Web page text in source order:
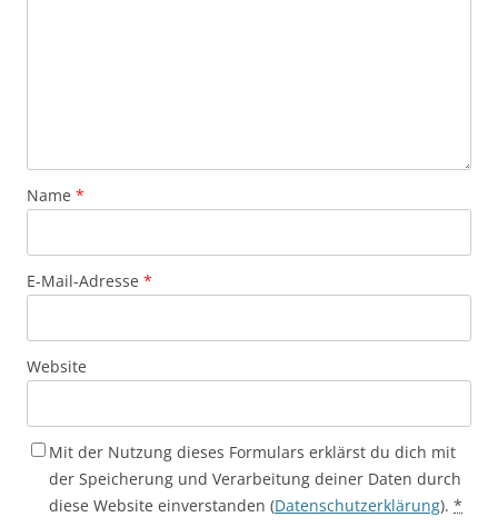
Name *
E-Mail-Adresse *
Website
Mit der Nutzung dieses Formulars erklärst du dich mit
der Speicherung und Verarbeitung deiner Daten durch
diese Website einverstanden (Datenschutzerklärung). *